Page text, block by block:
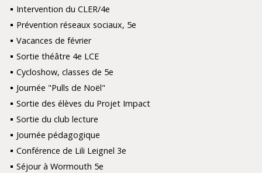
Intervention du CLER/4e
Prévention réseaux sociaux, 5e
Vacances de février
Sortie théâtre 4e LCE
Cycloshow, classes de 5e
Journée "Pulls de Noël"
Sortie des élèves du Projet Impact
Sortie du club lecture
Journée pédagogique
Conférence de Lili Leignel 3e
Séjour à Wormouth 5e